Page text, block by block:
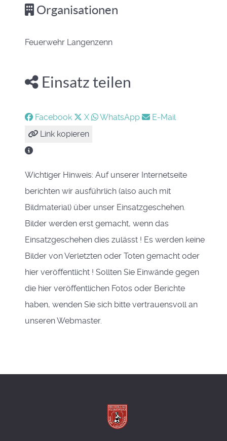
Organisationen
Feuerwehr Langenzenn
Einsatz teilen
Facebook X WhatsApp
E-Mail
Link kopieren
Wichtiger Hinweis: Auf unserer Internetseite
berichten wir ausführlich (also auch mit
Bildmaterial) über unser Einsatzgeschehen.
Bilder werden erst gemacht, wenn das
Einsatzgeschehen dies zulässt ! Es werden keine
Bilder von Verletzten oder Toten gemacht oder
hier veröffentlicht ! Sollten Sie Einwände gegen
die hier veröffentlichen Fotos oder Berichte
haben, wenden Sie sich bitte vertrauensvoll an
unseren Webmaster.